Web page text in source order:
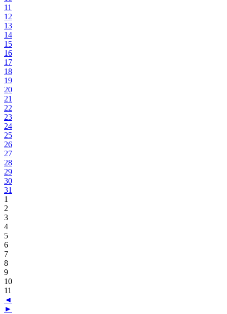
11
12
13
14
15
16
17
18
19
20
21
22
23
24
25
26
27
28
29
30
31
1
2
3
4
5
6
7
8
9
10
11
◄
►